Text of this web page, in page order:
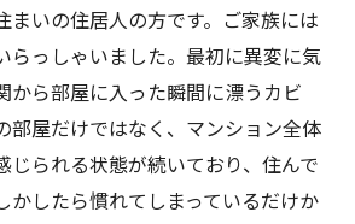
まいの住居人の方です。ご家族には
らっしゃいました。最初に異変に気
から部屋に入った瞬間に漂うカビ
部屋だけではなく、マンション全体
じられる状態が続いており、住んで
かしたら慣れてしまっているだけか